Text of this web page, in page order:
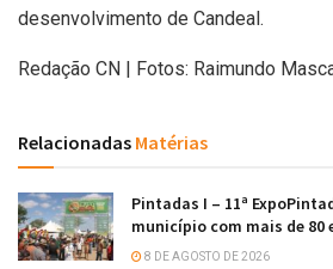
desenvolvimento de Candeal.
Redação CN | Fotos: Raimundo
Relacionadas Matérias
Pintadas I – 11ª
município com mais de 80
8 DE AGOSTO DE 2026